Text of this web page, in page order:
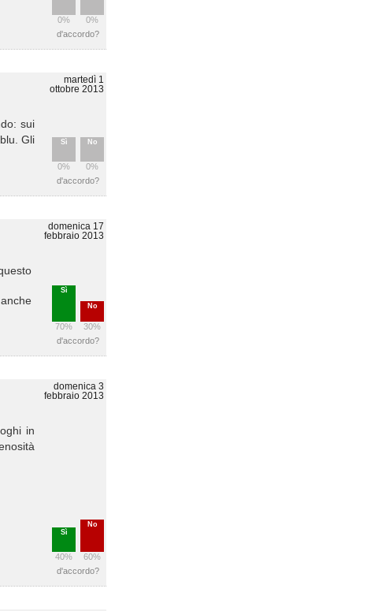
0% 0%
d'accordo?
martedì 1
ottobre 2013
Sì
0%
No
0%
sui
Gli
d'accordo?
domenica 17
febbraio 2013
Sì
70%
No
30%
d'accordo?
domenica 3
febbraio 2013
Sì
40%
No
60%
in
d'accordo?